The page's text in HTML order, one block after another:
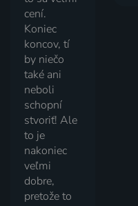
cení.
Koniec
koncov, tí
by niečo
také ani
neboli
schopní
stvoriť! Ale
to je
nakoniec
veľmi
dobre,
pretože to